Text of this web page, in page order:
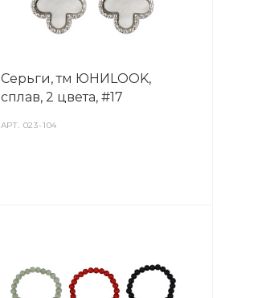
Серьги, тм ЮНИLOOK,
сплав, 2 цвета, #17
АРТ. 023-104